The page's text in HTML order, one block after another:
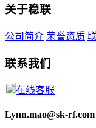
关于稳联
公司简介 荣誉资质
联系我们
在线客服
Lynn.mao@sk-rf.com